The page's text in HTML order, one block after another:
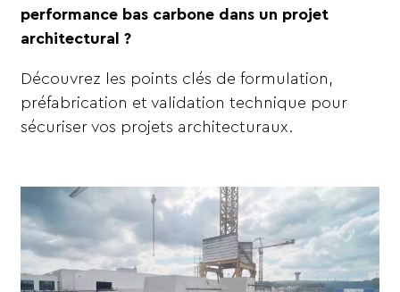
performance bas carbone dans un projet
architectural ?
Découvrez les points clés de formulation,
préfabrication et validation technique pour
sécuriser vos projets architecturaux.